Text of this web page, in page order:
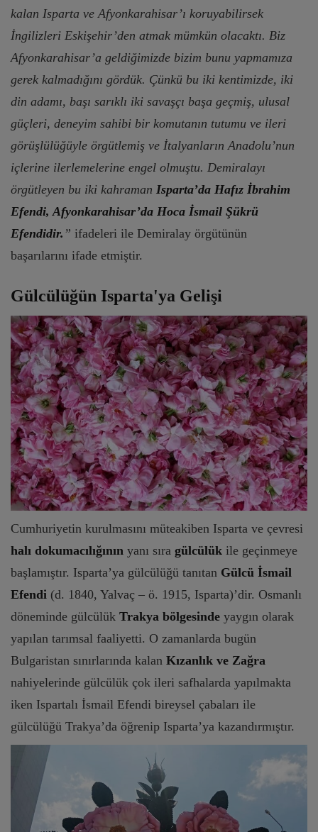
kalan Isparta ve Afyonkarahisar’ı koruyabilirsek
İngilizleri Eskişehir’den atmak mümkün olacaktı. Biz
Afyonkarahisar’a geldiğimizde bizim bunu yapmamıza
gerek kalmadığını gördük. Çünkü bu iki kentimizde, iki
din adamı, başı sarıklı iki savaşçı başa geçmiş, ulusal
güçleri, deneyim sahibi bir komutanın tutumu ve ileri
görüşlülüğüyle örgütlemiş ve İtalyanların Anadolu’nun
içlerine ilerlemelerine engel olmuştu. Demiralayı
örgütleyen bu iki kahraman Isparta’da Hafız İbrahim
Efendi, Afyonkarahisar’da Hoca İsmail Şükrü
Efendidir. ” ifadeleri ile Demiralay örgütünün
başarılarını ifade etmiştir.
Gülcülüğün Isparta'ya Gelişi
Cumhuriyetin kurulmasını müteakiben Isparta ve çevresi
halı dokumacılığının yanı sıra gülcülük ile geçinmeye
başlamıştır. Isparta’ya gülcülüğü tanıtan Gülcü İsmail
Efendi (d. 1840, Yalvaç – ö. 1915, Isparta)’dir. Osmanlı
döneminde gülcülük Trakya bölgesinde yaygın olarak
yapılan tarımsal faaliyetti. O zamanlarda bugün
Bulgaristan sınırlarında kalan Kızanlık ve Zağra
nahiyelerinde gülcülük çok ileri safhalarda yapılmakta
iken Ispartalı İsmail Efendi bireysel çabaları ile
gülcülüğü Trakya’da öğrenip Isparta’ya kazandırmıştır.